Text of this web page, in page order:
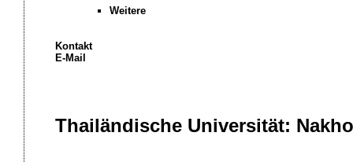
Weitere
Kontakt
E-Mail
Thailändische Universität: